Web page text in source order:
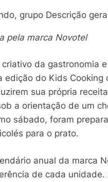
pela marca Novotel
da gastronomia
do Kids Cooking
sua própria
a orientação de um
sábado, foram
para o prato.
anual da marca
de cada